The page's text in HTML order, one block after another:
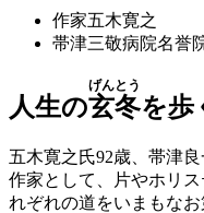
作家五木寛之
帯津三敬病院名誉
人生の玄冬
げんとう
を歩
五木寛之氏92歳、帯津
作家として、片やホリ
れぞれの道をいまもな